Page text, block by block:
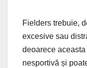
Fielders trebuie,
excesive sau
deoarece
nesportivă și